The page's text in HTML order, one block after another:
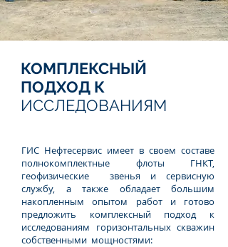
КОМПЛЕКСНЫЙ
ПОДХОД К
ИССЛЕДОВАНИЯМ
ГИС Нефтесервис имеет в своем составе
полнокомплектные флоты ГНКТ,
геофизические звенья и сервисную
службу, а также обладает большим
накопленным опытом работ и готово
предложить комплексный подход к
исследованиям горизонтальных скважин
собственными мощностями: